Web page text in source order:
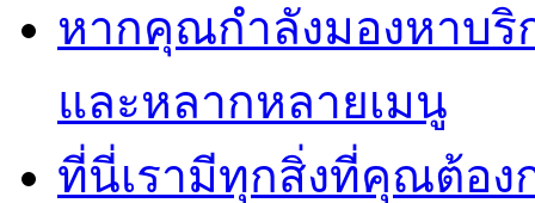
หากคุณกำลังมองหาบ
และหลากหลายเมนู
ที่นี่เรามีทุกสิ่งที่คุณต้อง